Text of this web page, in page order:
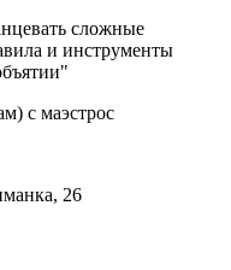
сложные
и инструменты
с маэстрос
26